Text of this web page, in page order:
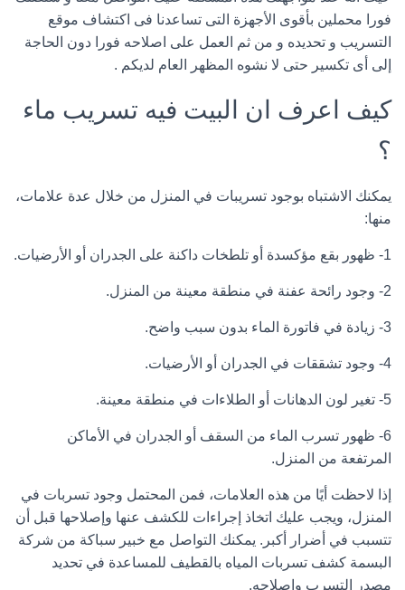
فورا محملين بأقوى الأجهزة التى تساعدنا فى اكتشاف موقع
التسريب و تحديده و من ثم العمل على اصلاحه فورا دون الحاجة
إلى أى تكسير حتى لا نشوه المظهر العام لديكم .
كيف اعرف ان البيت فيه تسريب ماء
؟
يمكنك الاشتباه بوجود تسريبات في المنزل من خلال عدة علامات،
منها:
1- ظهور بقع مؤكسدة أو تلطخات داكنة على الجدران أو الأرضيات.
2- وجود رائحة عفنة في منطقة معينة من المنزل.
3- زيادة في فاتورة الماء بدون سبب واضح.
4- وجود تشققات في الجدران أو الأرضيات.
5- تغير لون الدهانات أو الطلاءات في منطقة معينة.
6- ظهور تسرب الماء من السقف أو الجدران في الأماكن
المرتفعة من المنزل.
إذا لاحظت أيًا من هذه العلامات، فمن المحتمل وجود تسربات في
المنزل، ويجب عليك اتخاذ إجراءات للكشف عنها وإصلاحها قبل أن
تتسبب في أضرار أكبر. يمكنك التواصل مع خبير سباكة من شركة
البسمة كشف تسربات المياه بالقطيف للمساعدة في تحديد
مصدر التسرب وإصلاحه.